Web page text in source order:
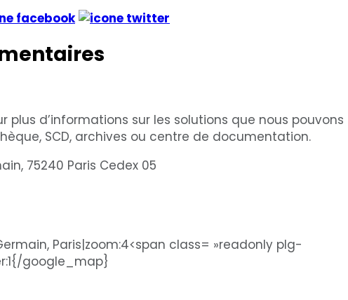
plus d’informations sur les solutions que nous pouvons
SCD, archives ou centre de documentation.
75240 Paris Cedex 05
Paris|zoom:4<span class= »readonly plg-
google_map}